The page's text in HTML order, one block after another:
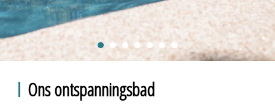
Ons ontspanningsbad